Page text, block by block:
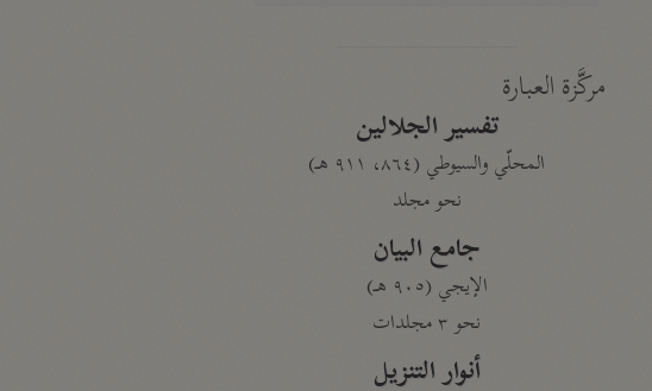
مركَّزة العبارة
تفسير الجلالين
المحلّي والسيوطي (٨٦٤، ٩١١ هـ)
نحو مجلد
جامع البيان
الإيجي (٩٠٥ هـ)
نحو ٣ مجلدات
أنوار التنزيل